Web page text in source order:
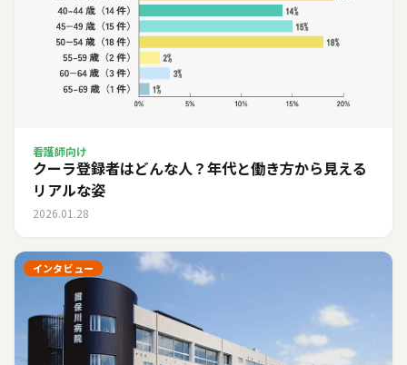
看護師向け
クーラ登録者はどんな人？年代と働き方から見える
リアルな姿
2026.01.28
インタビュー